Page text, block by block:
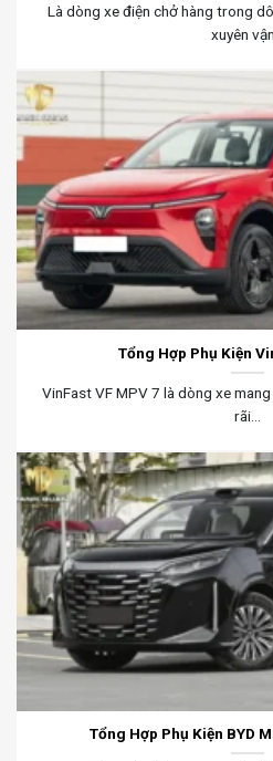
Là dòng xe điện chở hàng trong
xuyên
Tổng Hợp Phụ Kiện
VinFast VF MPV 7 là dòng xe
rãi...
Tổng Hợp Phụ Kiện BYD